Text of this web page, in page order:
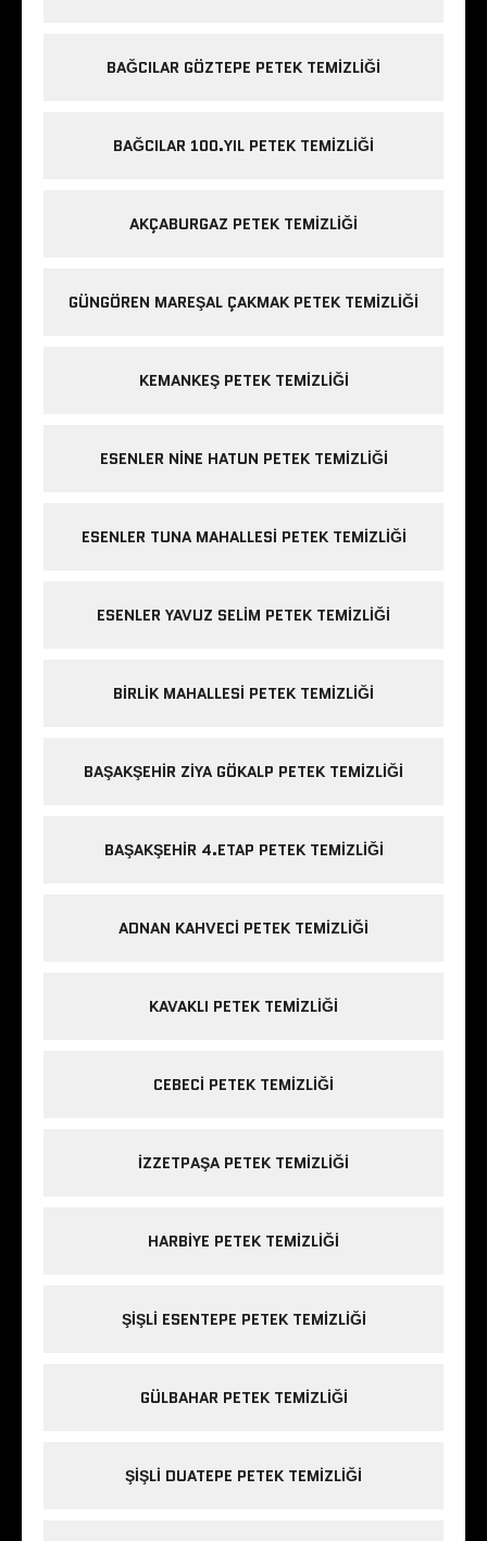
BAĞCILAR GÖZTEPE PETEK TEMIZLIĞI
BAĞCILAR 100.YIL PETEK TEMIZLIĞI
AKÇABURGAZ PETEK TEMIZLIĞI
GÜNGÖREN MAREŞAL ÇAKMAK PETEK TEMIZLIĞI
KEMANKEŞ PETEK TEMIZLIĞI
ESENLER NINE HATUN PETEK TEMIZLIĞI
ESENLER TUNA MAHALLESI PETEK TEMIZLIĞI
ESENLER YAVUZ SELIM PETEK TEMIZLIĞI
BIRLIK MAHALLESI PETEK TEMIZLIĞI
BAŞAKŞEHIR ZIYA GÖKALP PETEK TEMIZLIĞI
BAŞAKŞEHIR 4.ETAP PETEK TEMIZLIĞI
ADNAN KAHVECI PETEK TEMIZLIĞI
KAVAKLI PETEK TEMIZLIĞI
CEBECI PETEK TEMIZLIĞI
IZZETPAŞA PETEK TEMIZLIĞI
HARBIYE PETEK TEMIZLIĞI
ŞIŞLI ESENTEPE PETEK TEMIZLIĞI
GÜLBAHAR PETEK TEMIZLIĞI
ŞIŞLI DUATEPE PETEK TEMIZLIĞI